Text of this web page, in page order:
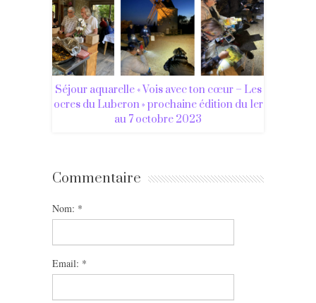
Séjour aquarelle « Vois avec ton cœur – Les
ocres du Luberon » prochaine édition du 1er
au 7 octobre 2023
Commentaire
Nom: *
Email: *